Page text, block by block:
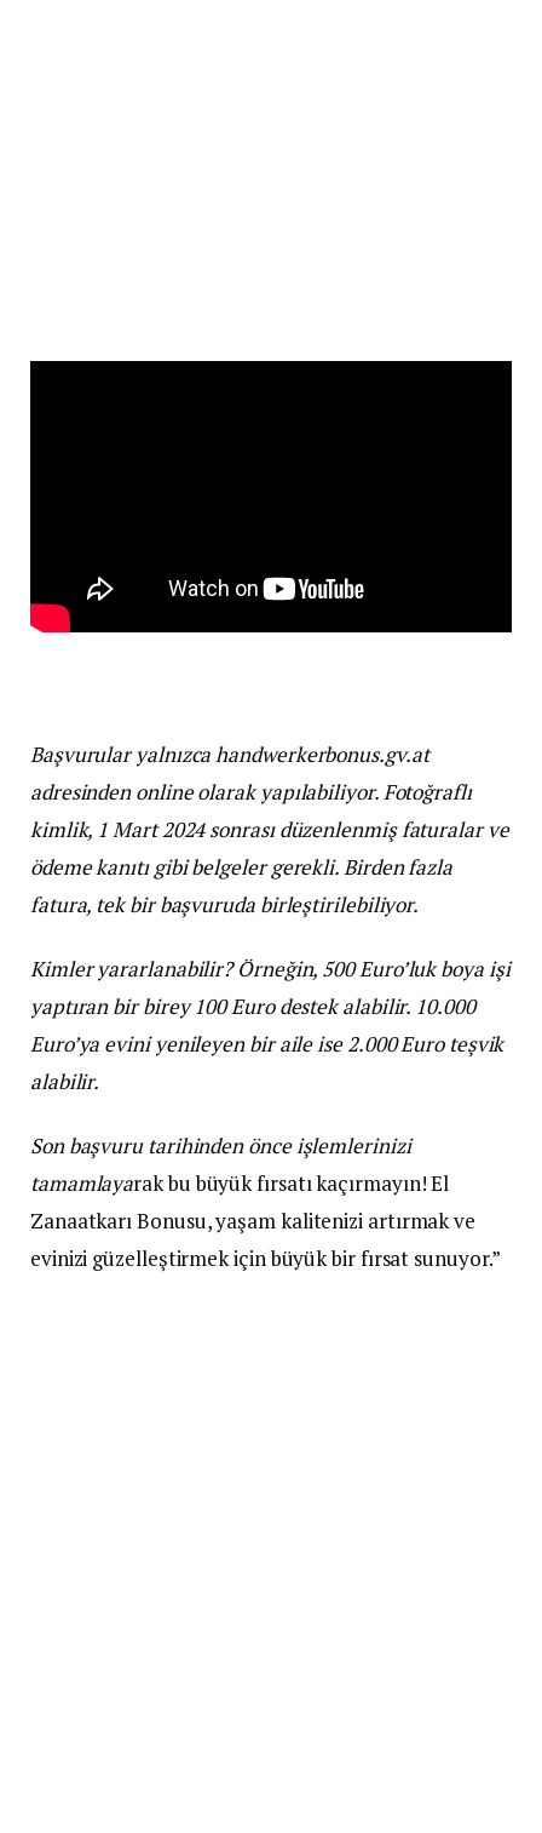
Başvurular yalnızca handwerkerbonus.gv.at
adresinden online olarak yapılabiliyor. Fotoğraflı
kimlik, 1 Mart 2024 sonrası düzenlenmiş faturalar ve
ödeme kanıtı gibi belgeler gerekli. Birden fazla
fatura, tek bir başvuruda birleştirilebiliyor.
Kimler yararlanabilir? Örneğin, 500 Euro’luk boya işi
yaptıran bir birey 100 Euro destek alabilir. 10.000
Euro’ya evini yenileyen bir aile ise 2.000 Euro teşvik
alabilir.
Son başvuru tarihinden önce işlemlerinizi
tamamlayarak bu büyük fırsatı kaçırmayın! El
Zanaatkarı Bonusu, yaşam kalitenizi artırmak ve
evinizi güzelleştirmek için büyük bir fırsat sunuyor.”